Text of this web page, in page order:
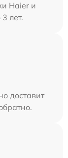
Haier и
лет.
доставит